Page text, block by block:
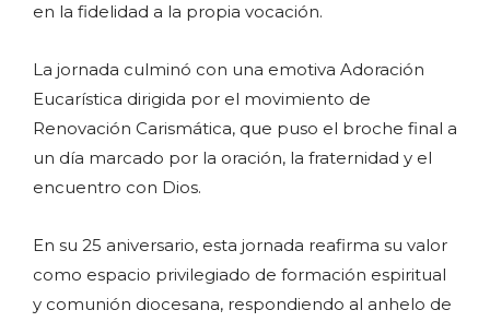
en la fidelidad a la propia vocación.
La jornada culminó con una emotiva Adoración
Eucarística dirigida por el movimiento de
Renovación Carismática, que puso el broche final a
un día marcado por la oración, la fraternidad y el
encuentro con Dios.
En su 25 aniversario, esta jornada reafirma su valor
como espacio privilegiado de formación espiritual
y comunión diocesana, respondiendo al anhelo de